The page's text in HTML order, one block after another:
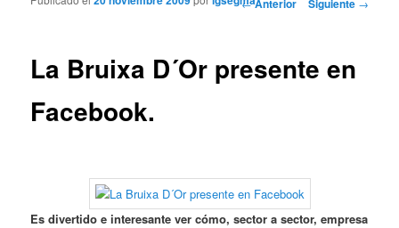
←Anterior Siguiente →
La Bruixa D´Or presente en
Facebook.
Es divertido e interesante ver cómo, sector a sector, empresa